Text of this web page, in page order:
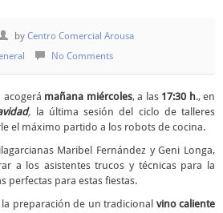
by Centro Comercial Arousa
No Comments
acogerá mañana miércoles, a las 17:30 h., en
, la última sesión del ciclo de talleres
el máximo partido a los robots de cocina.
Maribel Fernández y Geni Longa,
a los asistentes trucos y técnicas para la
perfectas para estas fiestas.
preparación de un tradicional vino caliente